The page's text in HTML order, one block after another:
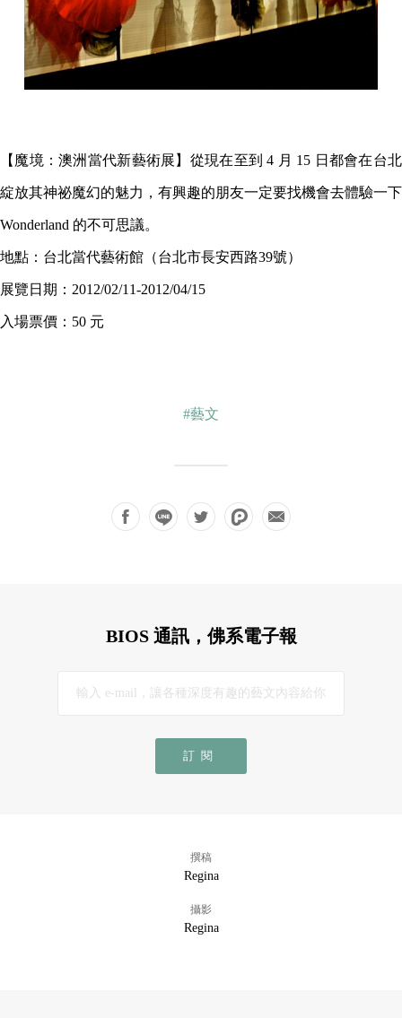
【魔境：澳洲當代新藝術展 】 從現在至到 4 月 15 日都會在台北
綻放其神祕魔幻的魅力，有興趣的朋友一定要找機會去體驗一下
Wonderland 的不可思議。
地點：台北當代藝術館（台北市長安西路39號）
展覽日期：2012/02/11-2012/04/15
入場票價：50 元
#藝文
BIOS 通訊，佛系電子報
訂閱
撰稿
Regina
攝影
Regina